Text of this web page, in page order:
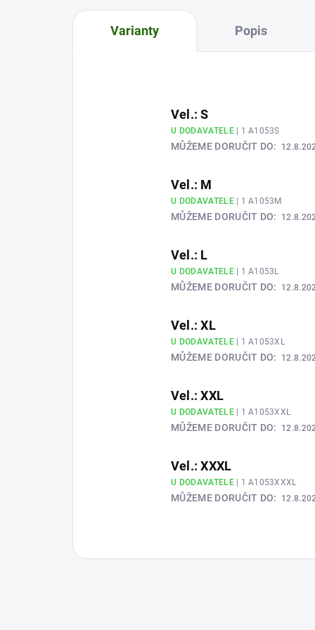
Varianty Popis
Vel.: S
U DODAVATELE | 1 A1053S
MŮŽEME DORUČIT DO:
Vel.: M
U DODAVATELE | 1 A1053M
MŮŽEME DORUČIT DO:
Vel.: L
U DODAVATELE | 1 A1053L
MŮŽEME DORUČIT DO:
Vel.: XL
U DODAVATELE | 1 A1053XL
MŮŽEME DORUČIT DO:
Vel.: XXL
U DODAVATELE | 1 A1053XXL
MŮŽEME DORUČIT DO:
Vel.: XXXL
U DODAVATELE | 1 A1053XXXL
MŮŽEME DORUČIT DO: